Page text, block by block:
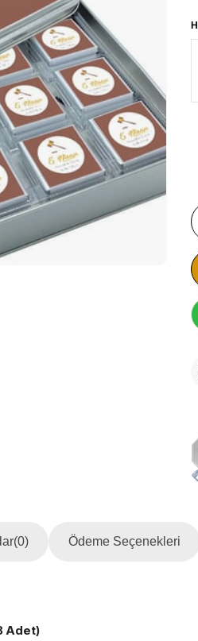
(0) Ödeme Seçenekleri
Adet)